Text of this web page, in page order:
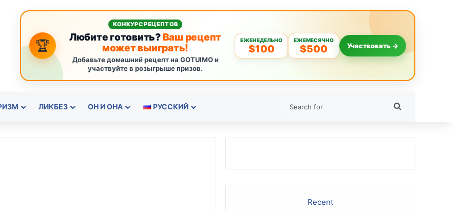
🏆
КОНКУРС РЕЦЕПТОВ
Любите готовить?Ваш рецепт
может выиграть!
Добавьте домашний рецепт на GOTUIMO и
участвуйте в розыгрыше призов.
ЕЖЕНЕДЕЛЬНО
$100
ЕЖЕМЕСЯЧНО
$500 Участвовать →
ЛИКБЕЗ ОН И ОНА РУССКИЙ
Recent